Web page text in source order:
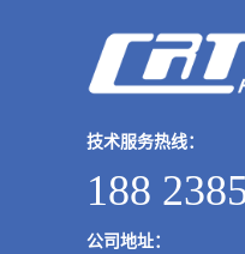
技术服务热线：
188
公司地址：